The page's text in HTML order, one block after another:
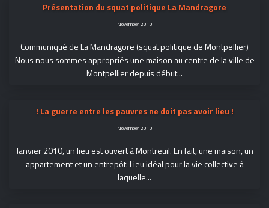
Présentation du squat politique La Mandragore
November 2010
Communiqué de La Mandragore (squat politique de Montpellier)
Nous nous sommes appropriés une maison au centre de la ville de
Montpellier depuis début...
! La guerre entre les pauvres ne doit pas avoir lieu !
November 2010
Janvier 2010, un lieu est ouvert à Montreuil. En fait, une maison, un
appartement et un entrepôt. Lieu idéal pour la vie collective à
laquelle...